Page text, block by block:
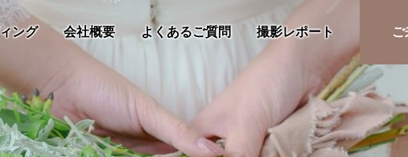
ング 会社概要 よくあるご質問 撮影レポート